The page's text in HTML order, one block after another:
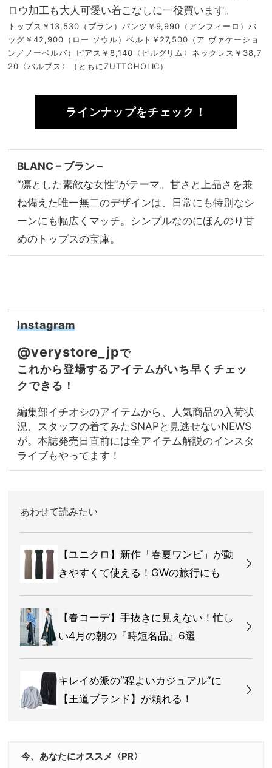
ロウ加工も大人可愛い着こなしに一役買います。
トップス￥13,530（ブラン）パンツ￥9,990（アンフィーロ）バ
ッグ￥42,900（ロー ソウル）ベルト￥27,500（ア ヴァケーショ
ン／ノーベルバ）ピアス￥8,140〈ピルグリム〉ネックレス￥38,7
20〈バルブス〉（ともにZUTTOHOLIC）
ラインナップをチェック！
BLANC – ブラン –
“凛とした素敵な女性”がテーマ。甘さと上品さを兼
ね備えた唯一無二のデザインは、日常にも特別なシ
ーンにも幅広くマッチ。シンプルなのにほんのり甘
めのトップスの宝庫。
Instagram
@verystore_jpで
これから登場するアイテムがいち早くチェッ
クできる！
編集部イチオシのアイテムから、人気商品の入荷状
況、スタッフの着てみたSNAPと見逃せないNEWS
が。本誌発売日直前には全アイテム解説のインスタ
ライブもやってます！
あわせて読みたい
【ユニクロ】新作「春夏ワンピ」が動
きやすくて使える！GWの旅行にも
【春コーデ】手抜きに見えない！忙し
い4月の朝の『時短名品』6選
キレイめ派の“程よいカジュアル”に
【王道ブランド】が頼れる！
今、あなたにオススメ〈PR〉